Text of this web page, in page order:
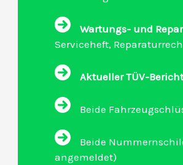
Wartungs- und
Serviceheft,
Aktueller TÜV-Bericht
Beide
Beide
angemeldet)